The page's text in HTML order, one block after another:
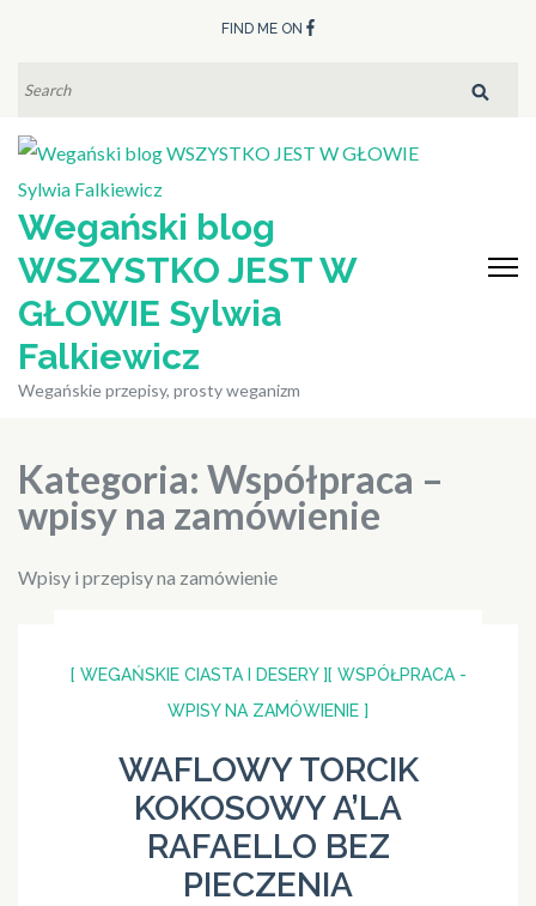
content
(Press
Enter)
FIND ME ON
Wegański blog
WSZYSTKO JEST W
GŁOWIE Sylwia
Falkiewicz
Wegańskie przepisy, prosty weganizm
Kategoria: Współpraca –
wpisy na zamówienie
Wpisy i przepisy na zamówienie
[ WEGAŃSKIE CIASTA I DESERY ] [ WSPÓŁPRACA -
WPISY NA ZAMÓWIENIE ]
WAFLOWY TORCIK
KOKOSOWY A’LA
RAFAELLO BEZ
PIECZENIA